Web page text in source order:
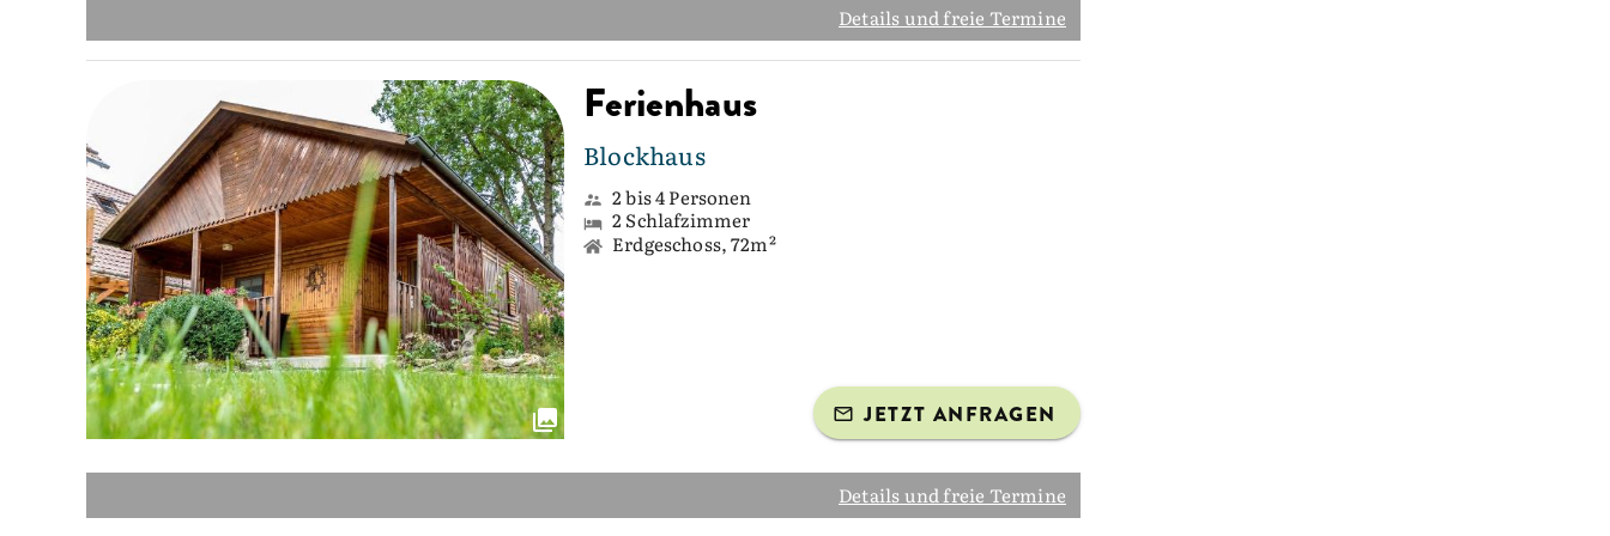
Details und freie Termine
Ferienhaus
Blockhaus
2 bis 4 Personen
2 Schlafzimmer
Erdgeschoss, 72m²
JETZT ANFRAGEN
Details und freie Termine